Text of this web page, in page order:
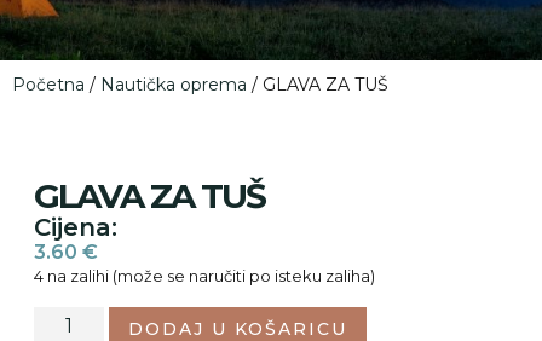
Početna / Nautička oprema / GLAVA ZA TUŠ
GLAVA ZA TUŠ
Cijena:
3.60 €
4 na zalihi (može se naručiti po isteku zaliha)
DODAJ U KOŠARICU